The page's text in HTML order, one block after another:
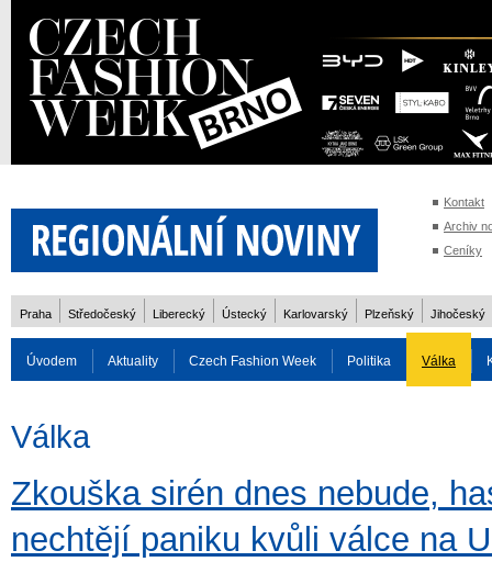
Kontakt
Archiv
Ceníky
Praha Středočeský Liberecký Ústecký Karlovarský Plzeňský Jihočeský
Úvodem Aktuality Czech Fashion Week Politika Válka
Válka
Zkouška sirén dnes nebude,
nechtějí paniku kvůli válce na